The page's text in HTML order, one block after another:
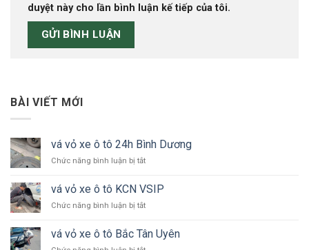
duyệt này cho lần bình luận kế tiếp của tôi.
BÀI VIẾT MỚI
vá vỏ xe ô tô 24h Bình Dương
Chức năng bình luận bị tắtở
vỏ
xe
ô
24h
vá vỏ xe ô tô KCN VSIP
Chức năng bình luận bị tắtở
vỏ
xe
vá vỏ xe ô tô Bắc Tân Uyên